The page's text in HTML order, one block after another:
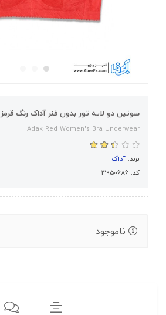
سوتین دو لایه تور بدون فنر آداک رنگ قرمز
Adak Red Women's Bra Underwear
برند: آداک
کد: 3950686
ناموجود